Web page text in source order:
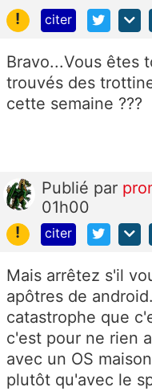
!
citer
Bravo...Vous êtes
trouvés des
cette semaine ???
Publié par
01h00
!
citer
Mais arrêtez s'il
apôtres de
catastrophe que
c'est pour ne rien
avec un OS
plutôt qu'avec le